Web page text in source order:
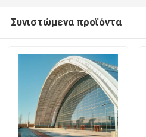
Συνιστώμενα προϊόντα